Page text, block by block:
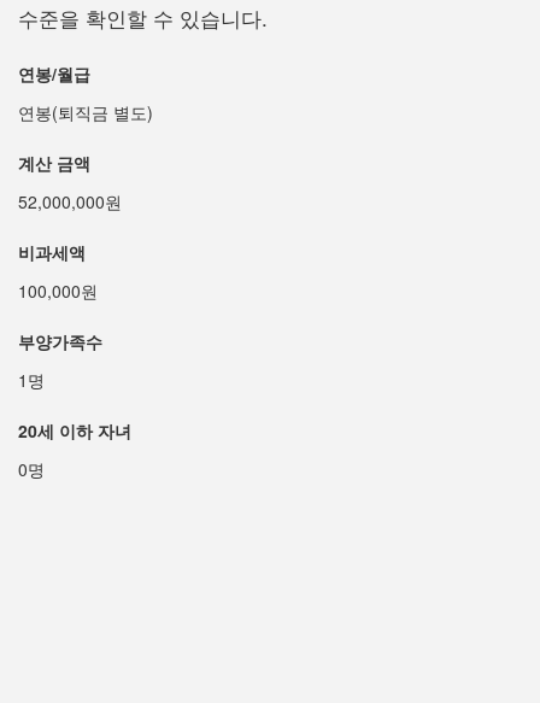
수준을 확인할 수 있습니다.
연봉/월급
연봉(퇴직금 별도)
계산 금액
52,000,000원
비과세액
100,000원
부양가족수
1명
20세 이하 자녀
0명